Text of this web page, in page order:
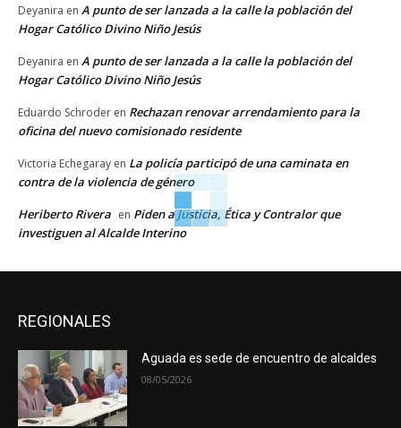
Deyanira en A punto de ser lanzada a la calle la población del
Hogar Católico Divino Niño Jesús
Deyanira en A punto de ser lanzada a la calle la población del
Hogar Católico Divino Niño Jesús
Eduardo Schroder en Rechazan renovar arrendamiento para la
oficina del nuevo comisionado residente
Victoria Echegaray en La policía participó de una caminata en
contra de la violencia de género
Heriberto Rivera en Piden a Justicia, Ética y Contralor que
investiguen al Alcalde Interino
REGIONALES
Aguada es sede de encuentro de alcaldes
08/05/2026